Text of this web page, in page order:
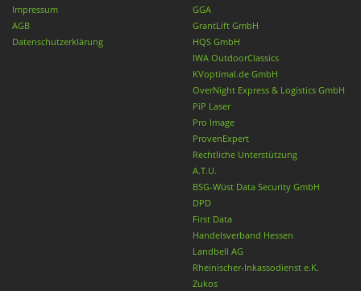
Impressum
AGB
Datenschutzerklärung
GGA
GrantLift GmbH
HQS GmbH
IWA OutdoorClassics
KVoptimal.de GmbH
OverNight Express & Logistics GmbH
PiP Laser
Pro Image
ProvenExpert
Rechtliche Unterstützung
A.T.U.
BSG-Wüst Data Security GmbH
DPD
First Data
Handelsverband Hessen
Landbell AG
Rheinischer-Inkassodienst e.K.
Zukos